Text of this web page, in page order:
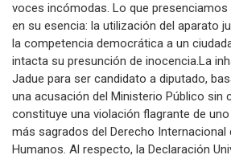
voces incómodas. Lo que
en su esencia: la utilización del aparato
la competencia democrática a un
intacta su presunción de inocencia.La
Jadue para ser candidato a diputado,
una acusación del Ministerio Público sin
constituye una violación flagrante de
más sagrados del Derecho Internacional
Humanos. Al respecto, la Declaración